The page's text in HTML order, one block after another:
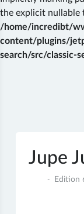
the explicit nullable
/home/incredibt/
content/plugins/
search/src/classic-
Jupe
Edition